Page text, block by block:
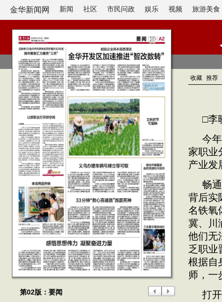
金华新闻网 新闻 社区 市民问政 娱乐 视频 旅游美食
第02版：要闻
收藏 推荐
□李
今
家职业
产业发
畅
背后实
名铁氧
冀、川
他们无
乏职业
根据自
师，一
打